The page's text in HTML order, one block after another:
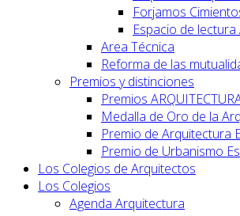
Forjamos
Espacio de
Area Técnica
Reforma de las
Premios y distinciones
Premios
Medalla de Oro de la
Premio de Arquitectura
Premio de Urbanismo
Los Colegios de Arquitectos
Los Colegios
Agenda Arquitectura